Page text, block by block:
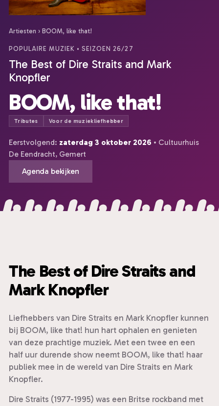
Artiesten › BOOM, like that!
POPULAIRE MUZIEK • SEIZOEN 26/27
The Best of Dire Straits and Mark
Knopfler
BOOM, like that!
Tributes Voor de muziekliefhebber
Eerstvolgend: zaterdag 3 oktober 2026 • Cultuurhuis
De Eendracht, Gemert
Agenda bekijken
The Best of Dire Straits and
Mark Knopfler
Liefhebbers van Dire Straits en Mark Knopfler kunnen
bij BOOM, like that! hun hart ophalen en genieten
van deze prachtige muziek. Met een twee en een
half uur durende show neemt BOOM, like that! haar
publiek mee in de wereld van Dire Straits en Mark
Knopfler.
Dire Straits (1977-1995) was een Britse rockband met